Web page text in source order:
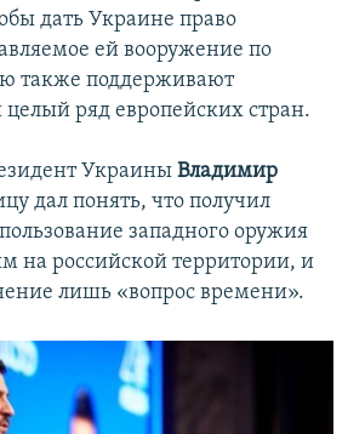
дать Украине право
ей вооружение по
также поддерживают
ряд европейских стран.
Украины Владимир
дал понять, что получил
западного оружия
на российской территории, и
лишь «вопрос времени».